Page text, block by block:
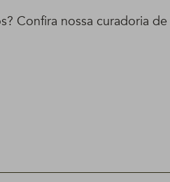
Confira nossa curadoria